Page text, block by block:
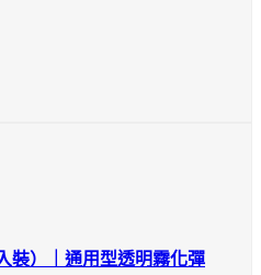
裝）｜通用型透明霧化彈